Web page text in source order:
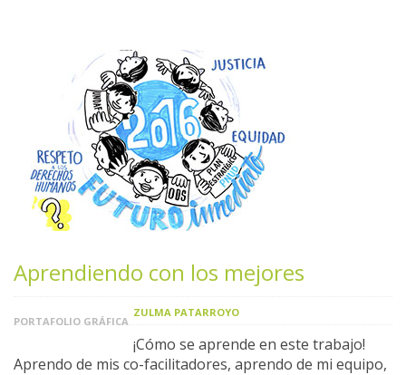
Aprendiendo con los mejores
PORTAFOLIO GRÁFICA
ZULMA PATARROYO
¡Cómo se aprende en este trabajo!
Aprendo de mis co-facilitadores, aprendo de mi equipo,